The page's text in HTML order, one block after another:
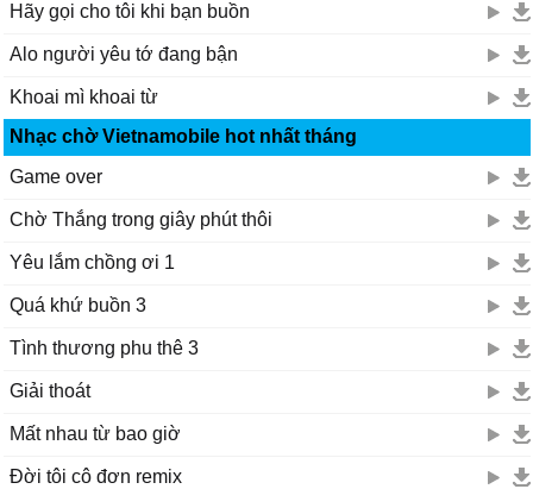
Hãy gọi cho tôi khi bạn buồn
Alo người yêu tớ đang bận
Khoai mì khoai từ
Nhạc chờ Vietnamobile hot nhất tháng
Game over
Chờ Thắng trong giây phút thôi
Yêu lắm chồng ơi 1
Quá khứ buồn 3
Tình thương phu thê 3
Giải thoát
Mất nhau từ bao giờ
Đời tôi cô đơn remix